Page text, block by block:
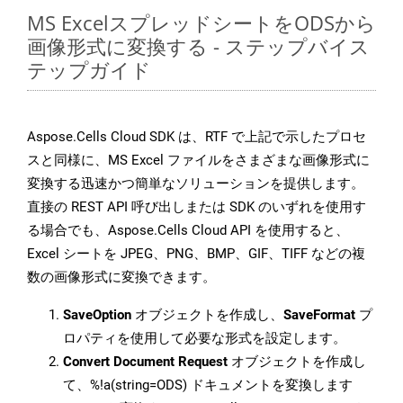
MS ExcelスプレッドシートをODSから
画像形式に変換する - ステップバイス
テップガイド
Aspose.Cells Cloud SDK は、RTF で上記で示したプロセ
スと同様に、MS Excel ファイルをさまざまな画像形式に
変換する迅速かつ簡単なソリューションを提供します。
直接の REST API 呼び出しまたは SDK のいずれを使用す
る場合でも、Aspose.Cells Cloud API を使用すると、
Excel シートを JPEG、PNG、BMP、GIF、TIFF などの複
数の画像形式に変換できます。
SaveOption オブジェクトを作成し、 SaveFormat プ
ロパティを使用して必要な形式を設定します。
Convert Document Request オブジェクトを作成し
て、%!a(string=ODS) ドキュメントを変換します